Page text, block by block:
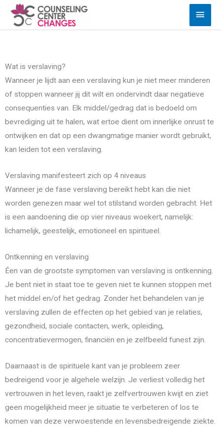
naar
Wat is verslaving?
Wanneer je lijdt aan een verslaving kun je niet meer minderen
of stoppen wanneer jij dit wilt en ondervindt daar negatieve
consequenties van. Elk middel/gedrag dat is bedoeld om
bevrediging uit te halen, wat ertoe dient om innerlijke onrust te
ontwijken en dat op een dwangmatige manier wordt gebruikt,
kan leiden tot een verslaving.
Verslaving manifesteert zich op 4 niveaus
Wanneer je de fase verslaving bereikt hebt kan die niet
worden genezen maar wel tot stilstand worden gebracht. Het
is een aandoening die op vier niveaus woekert, namelijk:
lichamelijk, geestelijk, emotioneel en spiritueel.
Ontkenning en verslaving
Éen van de grootste symptomen van verslaving is ontkenning.
Je bent niet in staat toe te geven niet te kunnen stoppen met
het middel en/of het gedrag. Zonder het behandelen van je
verslaving zullen de effecten op het gebied van je relaties,
gezondheid, sociale contacten, werk, opleiding,
concentratievermogen, financiën en je zelfbeeld funest zijn.
Daarnaast is de spirituele kant van je probleem zeer
bedreigend voor je algehele welzijn. Je verliest volledig het
vertrouwen in het leven, raakt je zelfvertrouwen kwijt en ziet
geen mogelijkheid meer je situatie te verbeteren of los te
komen van deze verwoestende en levensbedreigende ziekte.